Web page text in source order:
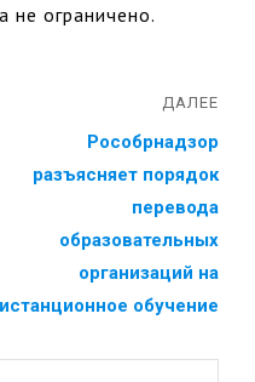
не ограничено.
ДАЛЕЕ
Рособрнадзор
разъясняет порядок
перевода
образовательных
организаций на
обучение